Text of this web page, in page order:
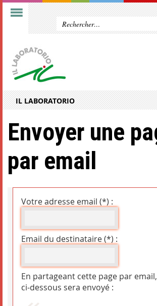
IL LABORATORIO
Envoyer une
par email
Votre adresse email (*) :
Email du destinataire (*) :
En partageant cette page par
ci-dessous sera envoyé :